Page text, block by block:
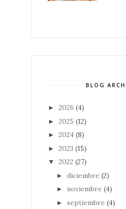
BLOG
► 2026 (4)
► 2025 (12)
► 2024 (8)
► 2023 (15)
▼ 2022 (27)
► diciembre (2)
► noviembre (4)
► septiembre (4)